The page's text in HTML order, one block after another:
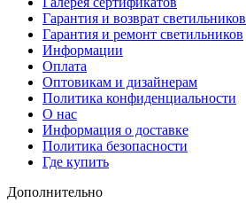
Гарантия и возврат светильников
Гарантия и ремонт светильников
Информации
Оплата
Оптовикам и дизайнерам
Политика конфиденциальности
О нас
Информация о доставке
Политика безопасности
Где купить
Дополнительно